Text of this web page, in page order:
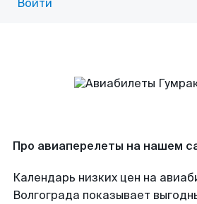
Войти
Про авиаперелеты на нашем
Календарь низких цен на
Волгограда показывает